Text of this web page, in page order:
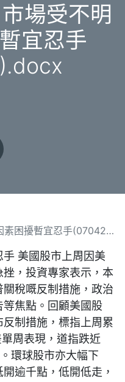
市場受不明
宜忍手
擾暫宜忍手(070425).docx
美國股市上周因美
，投資專家表示，本
稅嘅反制措施，政治
焦點。回顧美國股
制措施，標指上周累
周表現，道指跌近
環球股市亦大幅下
逾千點，低開低走，